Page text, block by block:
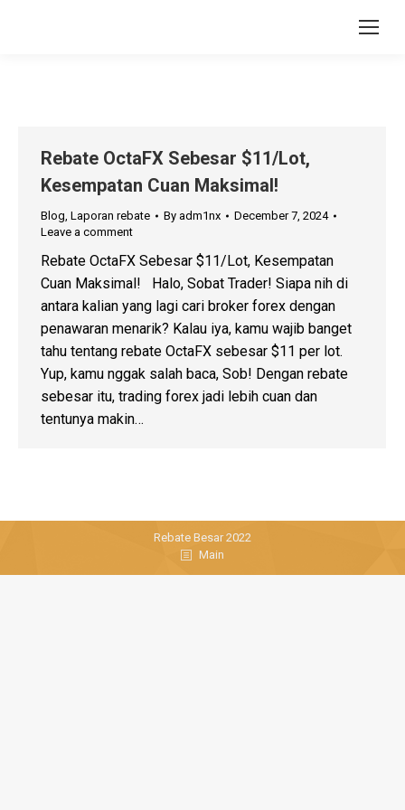
Rebate OctaFX Sebesar $11/Lot,
Kesempatan Cuan Maksimal!
Blog, Laporan rebate By adm1nx
December 7, 2024
Leave a comment
Rebate OctaFX Sebesar $11/Lot, Kesempatan
Cuan Maksimal! Halo, Sobat Trader! Siapa nih di
antara kalian yang lagi cari broker forex dengan
penawaran menarik? Kalau iya, kamu wajib banget
tahu tentang rebate OctaFX sebesar $11 per lot.
Yup, kamu nggak salah baca, Sob! Dengan rebate
sebesar itu, trading forex jadi lebih cuan dan
tentunya makin…
Rebate Besar 2022
Main